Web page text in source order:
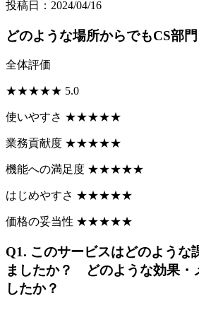
投稿日：2024/04/16
どのような場所からでもCS部
全体評価
★★★★★ 5.0
使いやすさ ★★★★★
業務貢献度 ★★★★★
機能への満足度 ★★★★★
はじめやすさ ★★★★★
価格の妥当性 ★★★★★
Q1. このサービスはどのような
ましたか？ どのような効果・
したか？